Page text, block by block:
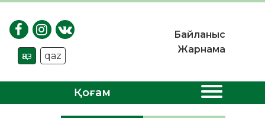
қаз qaz
Байланыс
Жарнама
Қоғам